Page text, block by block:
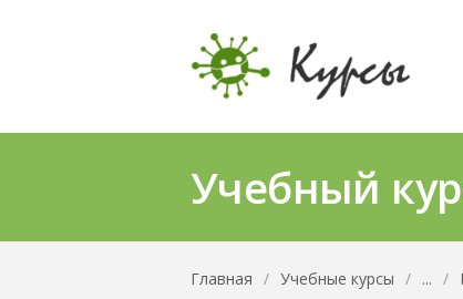
Учебный
Главная / Учебные курсы / ... /